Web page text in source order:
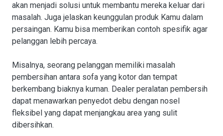
akan menjadi solusi untuk membantu mereka keluar dari
masalah. Juga jelaskan keunggulan produk Kamu dalam
persaingan. Kamu bisa memberikan contoh spesifik agar
pelanggan lebih percaya.
Misalnya, seorang pelanggan memiliki masalah
pembersihan antara sofa yang kotor dan tempat
berkembang biaknya kuman. Dealer peralatan pembersih
dapat menawarkan penyedot debu dengan nosel
fleksibel yang dapat menjangkau area yang sulit
dibersihkan.